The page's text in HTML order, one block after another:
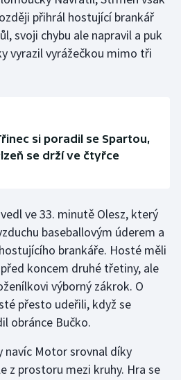
přihrál hostující brankář
svoji chybu ale napravil a puk
vyrazil vyrážečkou mimo tři
si poradil se Spartou,
se drží ve čtyřce
ve 33. minutě Olesz, který
baseballovým úderem a
brankáře. Hosté měli
koncem druhé třetiny, ale
výborný zákrok. O
přesto udeřili, když se
obránce Bučko.
Motor srovnal díky
z prostoru mezi kruhy. Hra se